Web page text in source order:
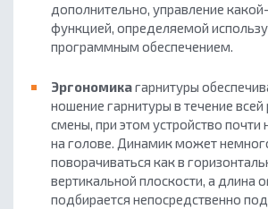
дополнительно, управление
функцией, определяемой
программным обеспечением.
Эргономикагарнитуры
ношение гарнитуры в течение всей
смены, при этом устройство почти
на голове. Динамик может
поворачиваться как в
вертикальной плоскости, а длина
подбирается непосредственно